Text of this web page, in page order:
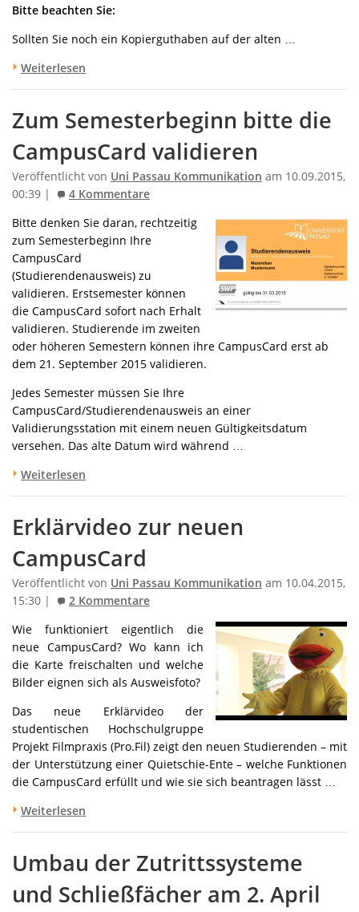
Bitte beachten Sie:
Sollten Sie noch ein Kopierguthaben auf der alten …
Weiterlesen
Zum Semesterbeginn bitte die
CampusCard validieren
Veröffentlicht von Uni Passau Kommunikation am 10.09.2015,
00:39 |
4 Kommentare
Bitte denken Sie daran, rechtzeitig
zum Semesterbeginn Ihre
CampusCard
(Studierendenausweis) zu
validieren. Erstsemester können
die CampusCard sofort nach Erhalt
validieren. Studierende im zweiten
oder höheren Semestern können ihre CampusCard erst ab
dem 21. September 2015 validieren.
Jedes Semester müssen Sie Ihre
CampusCard/Studierendenausweis an einer
Validierungsstation mit einem neuen Gültigkeitsdatum
versehen. Das alte Datum wird während …
Weiterlesen
Erklärvideo zur neuen
CampusCard
Veröffentlicht von Uni Passau Kommunikation am 10.04.2015,
15:30 |
2 Kommentare
Wie funktioniert eigentlich die
neue CampusCard? Wo kann ich
die Karte freischalten und welche
Bilder eignen sich als Ausweisfoto?
Das neue Erklärvideo der
studentischen Hochschulgruppe
Projekt Filmpraxis (Pro.Fil) zeigt den neuen Studierenden – mit
der Unterstützung einer Quietschie-Ente – welche Funktionen
die CampusCard erfüllt und wie sie sich beantragen lässt …
Weiterlesen
Umbau der Zutrittssysteme
und Schließfächer am 2. April